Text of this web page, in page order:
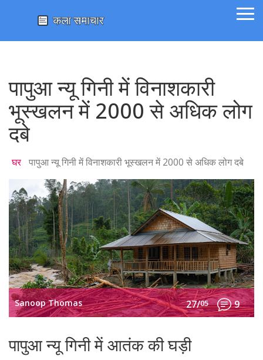
पापुआ न्यू गिनी में विनाशकारी
भूस्खलन में 2000 से अधिक लोग
दबे
घर पापुआ न्यू गिनी में विनाशकारी भूस्खलन में 2000 से अधिक लोग दबे
Sanoop Thomas 27/05 9
पापुआ न्यू गिनी में आतंक की घड़ी